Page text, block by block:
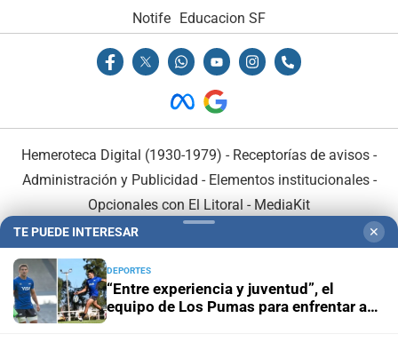
Notife
Educacion SF
Hemeroteca Digital (1930-1979) - Receptorías de avisos -
Administración y Publicidad - Elementos institucionales-
Opcionales con El Litoral - MediaKit
TE PUEDE INTERESAR ✕
DEPORTES
“Entre experiencia y juventud”, el
equipo de Los Pumas para enfrentar a